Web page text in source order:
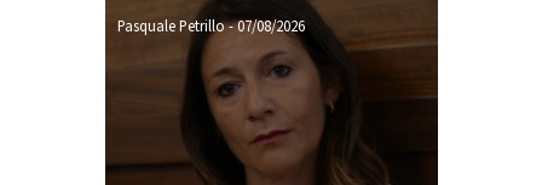
Pasquale Petrillo-07/08/2026